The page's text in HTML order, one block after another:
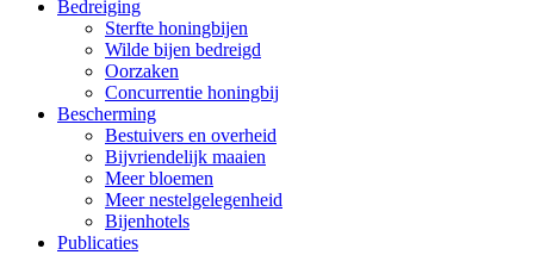
Bedreiging
Sterfte honingbijen
Wilde bijen bedreigd
Oorzaken
Concurrentie honingbij
Bescherming
Bestuivers en overheid
Bijvriendelijk maaien
Meer bloemen
Meer nestelgelegenheid
Bijenhotels
Publicaties